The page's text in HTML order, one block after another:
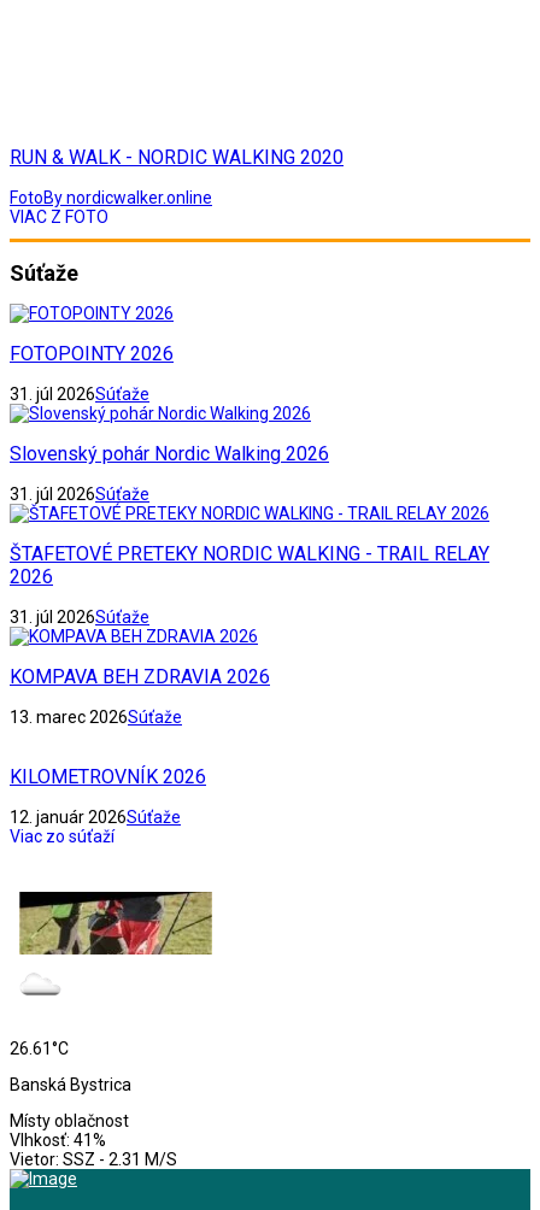
RUN & WALK - NORDIC WALKING 2020
FotoBy nordicwalker.online
VIAC Z FOTO
Súťaže
FOTOPOINTY 2026
31. júl 2026Súťaže
Slovenský pohár Nordic Walking 2026
31. júl 2026Súťaže
ŠTAFETOVÉ PRETEKY NORDIC WALKING - TRAIL RELAY
2026
31. júl 2026Súťaže
KOMPAVA BEH ZDRAVIA 2026
13. marec 2026Súťaže
KILOMETROVNÍK 2026
12. január 2026Súťaže
Viac zo súťaží
26.61°C
Banská Bystrica
Místy oblačnost
Vlhkosť: 41%
Vietor: SSZ - 2.31 M/S